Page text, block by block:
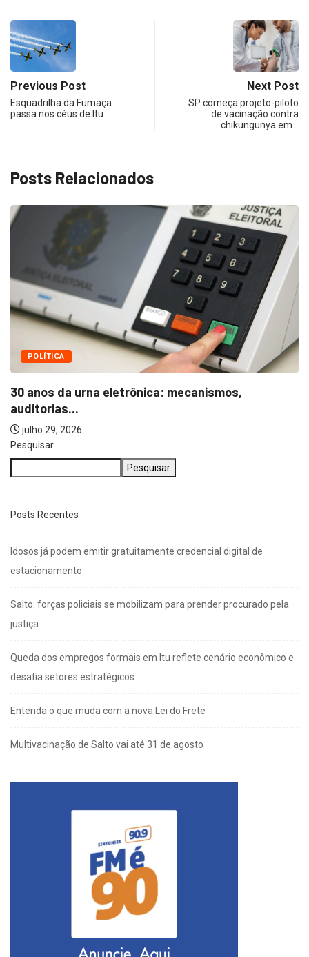
Previous Post
Esquadrilha da Fumaça
passa nos céus de Itu…
Next Post
SP começa projeto-piloto
de vacinação contra
chikungunya em…
Posts Relacionados
POLÍTICA
30 anos da urna eletrônica: mecanismos,
auditorias...
julho 29, 2026
Pesquisar
Pesquisar
Posts Recentes
Idosos já podem emitir gratuitamente credencial digital de
estacionamento
Salto: forças policiais se mobilizam para prender procurado pela
justiça
Queda dos empregos formais em Itu reflete cenário econômico e
desafia setores estratégicos
Entenda o que muda com a nova Lei do Frete
Multivacinação de Salto vai até 31 de agosto